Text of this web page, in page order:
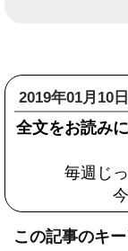
2019年01月10
全文をお読み
毎週じ
この記事のキ